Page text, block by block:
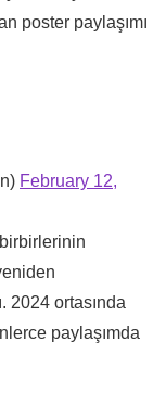
poster paylaşımı
February 12,
2024 ortasında
paylaşımda